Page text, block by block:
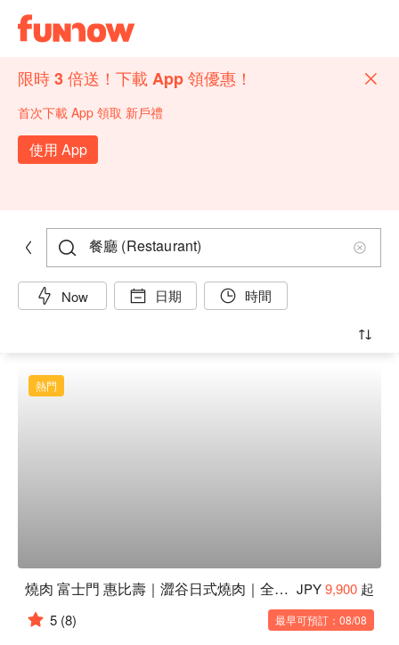
限時 3 倍送！下載 App 領優惠！
首次下載 App 領取 新戶禮
使用 App
Now 日期 時間
熱門
燒肉 富士門 惠比壽｜澀谷日式燒肉｜全包廂餐廳推薦 JPY9,900 起
5 (8) 最早可預訂：08/08